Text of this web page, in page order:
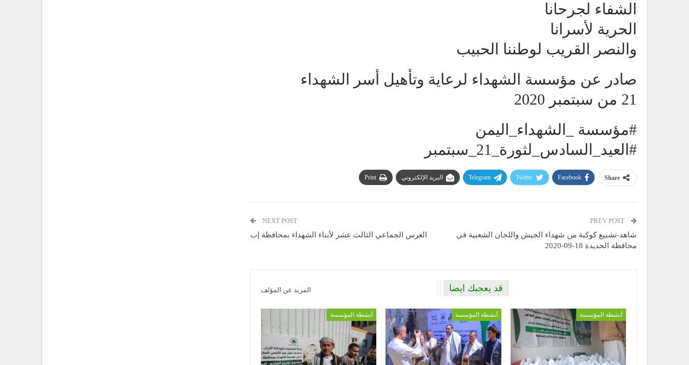
الشفاء لجرحانا
الحرية لأسرانا
والنصر القريب لوطننا الحبيب
صادر عن مؤسسة الشهداء لرعاية وتأهيل أسر الشهداء
21 من سبتمبر 2020
#مؤسسة _الشهداء_اليمن
#العيد_السادس_لثورة_21_سبتمبر
Share
Facebook
Twitter
Telegram البريد الإلكتروني Print
شاهد-تشييع كوكبة من شهداء الجيش واللجان الشعبية في
محافظة الحديدة 18-09-2020
NEXT POST
العرس الجماعي الثالث عشر لأبناء الشهداء بمحافظة إب
قد يعجبك ايضا المزيد عن المؤلف
أنشطة المؤسسة أنشطة المؤسسة أنشطة المؤسسة